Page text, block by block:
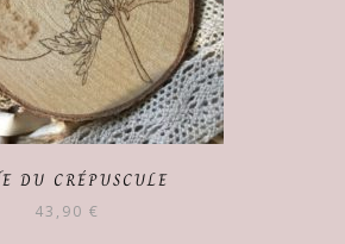
DU CRÉPUSCULE
43,90€